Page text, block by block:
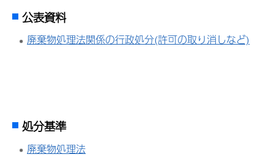
公表資料
廃棄物処理法関係の行政処分(許可の取り消しなど)
処分基準
廃棄物処理法